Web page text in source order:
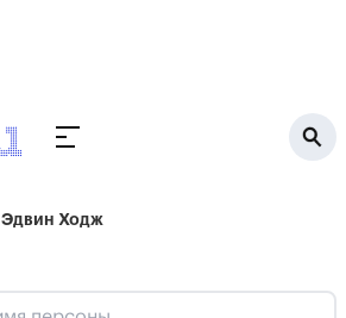
Эдвин Ходж